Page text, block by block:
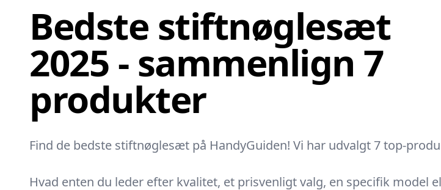
Bedste stiftnøglesæt
2025 - sammenlign 7
produkter
Find de bedste stiftnøglesæt på HandyGuiden! Vi har udvalgt 7 top-
Hvad enten du leder efter kvalitet, et prisvenligt valg, en specifik